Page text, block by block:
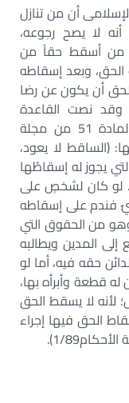
أن من تنازل
لا يصح رجوعه،
من أسقط حقاً من
وبعد إسقاطه
أن يكون عن رضا
نصت القاعدة
الفقهية على أن: “الساقط لا يعود” (المادة 51 من مجلة
(الساقط لا يعود،
يجوز له إسقاطُها
لو كان لشخصٍ على
فندم على إسقاطه
وهو من الحقوق التي
المدين ويطالبه
حقه فيه، أما لو
قطعة وأبرأه بها،
لأنه لا يسقط الحق
الحق فيها إجراء
89).